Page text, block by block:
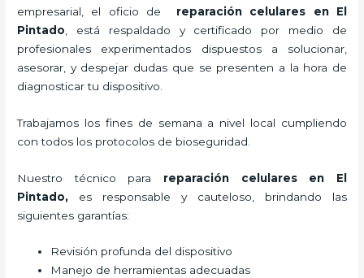
empresarial, el oficio de reparación celulares en El
Pintado , está respaldado y certificado por medio de
profesionales experimentados dispuestos a solucionar,
asesorar, y despejar dudas que se presenten a la hora de
diagnosticar tu dispositivo.
Trabajamos los fines de semana a nivel local cumpliendo
con todos los protocolos de bioseguridad.
Nuestro técnico para reparación celulares
en El
Pintado, es responsable y cauteloso, brindando las
siguientes garantías:
Revisión profunda del dispositivo
Manejo de herramientas adecuadas